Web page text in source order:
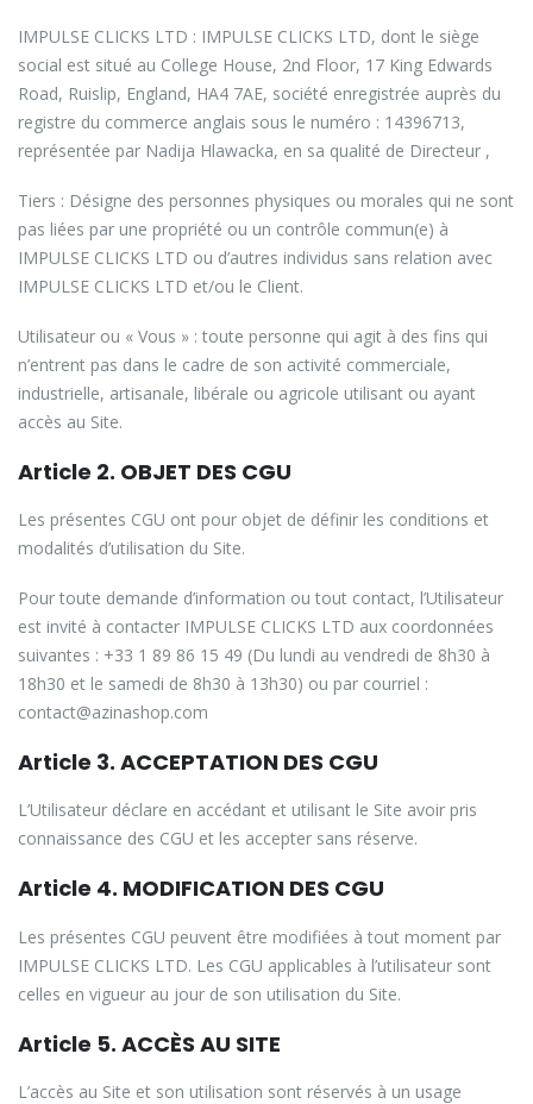
IMPULSE CLICKS LTD : IMPULSE CLICKS LTD, dont le siège
social est situé au College House, 2nd Floor, 17 King Edwards
Road, Ruislip, England, HA4 7AE, société enregistrée auprès du
registre du commerce anglais sous le numéro : 14396713,
représentée par Nadija Hlawacka, en sa qualité de Directeur ,
Tiers : Désigne des personnes physiques ou morales qui ne sont
pas liées par une propriété ou un contrôle commun(e) à
IMPULSE CLICKS LTD ou d’autres individus sans relation avec
IMPULSE CLICKS LTD et/ou le Client.
Utilisateur ou « Vous » : toute personne qui agit à des fins qui
n’entrent pas dans le cadre de son activité commerciale,
industrielle, artisanale, libérale ou agricole utilisant ou ayant
accès au Site.
Article 2. OBJET DES CGU
Les présentes CGU ont pour objet de définir les conditions et
modalités d’utilisation du Site.
Pour toute demande d’information ou tout contact, l’Utilisateur
est invité à contacter IMPULSE CLICKS LTD aux coordonnées
suivantes : +33 1 89 86 15 49 (Du lundi au vendredi de 8h30 à
18h30 et le samedi de 8h30 à 13h30) ou par courriel :
contact@azinashop.com
Article 3. ACCEPTATION DES CGU
L’Utilisateur déclare en accédant et utilisant le Site avoir pris
connaissance des CGU et les accepter sans réserve.
Article 4. MODIFICATION DES CGU
Les présentes CGU peuvent être modifiées à tout moment par
IMPULSE CLICKS LTD. Les CGU applicables à l’utilisateur sont
celles en vigueur au jour de son utilisation du Site.
Article 5. ACCÈS AU SITE
L’accès au Site et son utilisation sont réservés à un usage